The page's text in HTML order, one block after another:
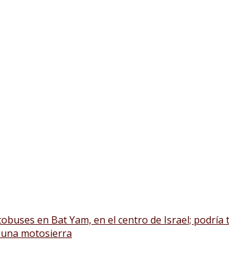
en Bat Yam, en el centro de Israel;
motosierra